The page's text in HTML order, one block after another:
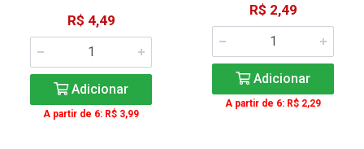
R$ 4,49
Adicionar
A partir de 6: R$ 3,99
R$ 2,49
Adicionar
A partir de 6: R$ 2,29